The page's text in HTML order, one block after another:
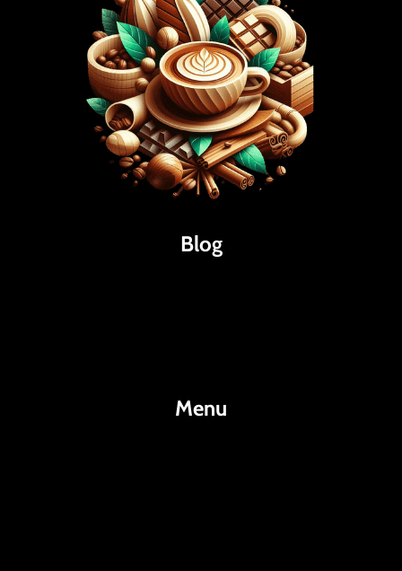
Blog
Menu